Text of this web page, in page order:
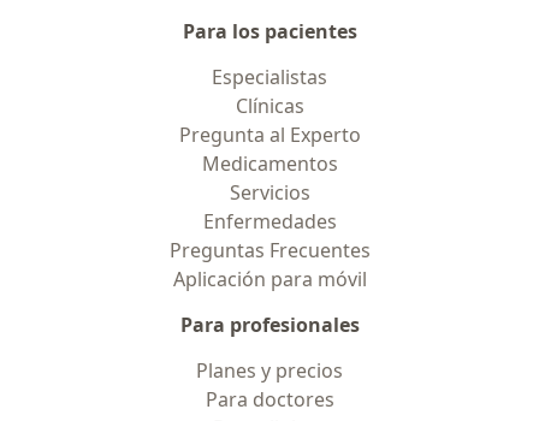
Para los pacientes
Especialistas
Clínicas
Pregunta al Experto
Medicamentos
Servicios
Enfermedades
Preguntas Frecuentes
Aplicación para móvil
Para profesionales
Planes y precios
Para doctores